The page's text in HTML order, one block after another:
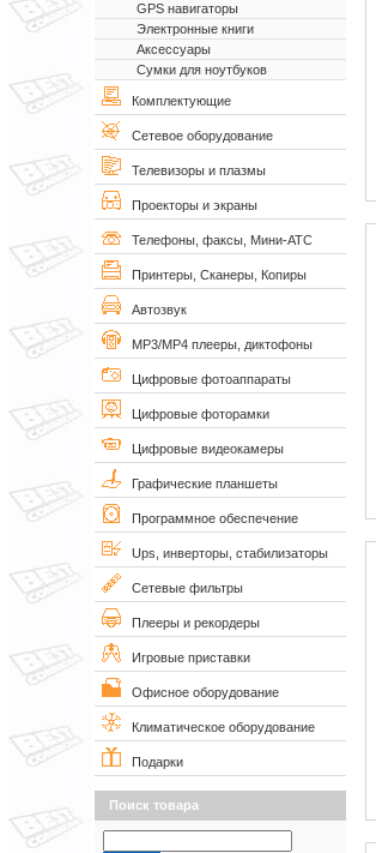
GPS навигаторы
Электронные книги
Аксессуары
Сумки для ноутбуков
Комплектующие
Сетевое оборудование
Телевизоры и плазмы
Проекторы и экраны
Телефоны, факсы, Мини-АТС
Принтеры, Сканеры, Копиры
Автозвук
MP3/MP4 плееры, диктофоны
Цифровые фотоаппараты
Цифровые фоторамки
Цифровые видеокамеры
Графические планшеты
Программное обеспечение
Ups, инверторы, стабилизаторы
Сетевые фильтры
Плееры и рекордеры
Игровые приставки
Офисное оборудование
Климатическое оборудование
Подарки
Поиск товара